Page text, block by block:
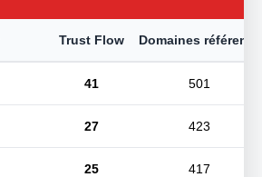
Trust Flow Domaines référents
41 501
27 423
25 417